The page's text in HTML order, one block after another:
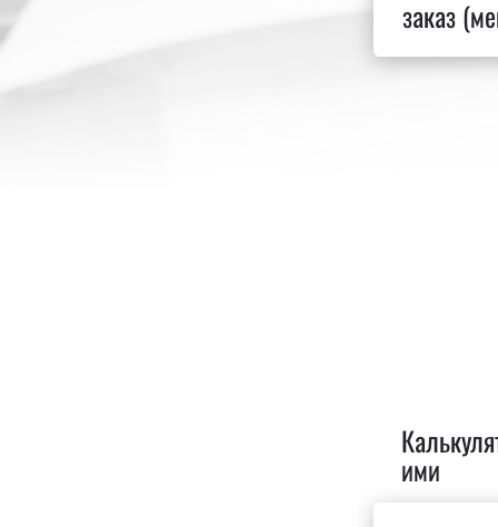
заказ
ими